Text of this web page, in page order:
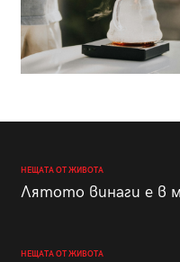
НЕЩАТА ОТ ЖИВОТА
Лятото винаги е в
НЕЩАТА ОТ ЖИВОТА